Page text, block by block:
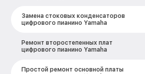
Замена стоковых конденсаторов
цифрового пианино Yamaha
Ремонт второстепенных плат
цифрового пианино Yamaha
Простой ремонт основной платы